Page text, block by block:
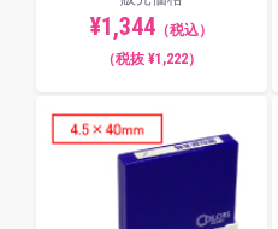
¥1,344 （税込）
（税抜 ¥1,222）